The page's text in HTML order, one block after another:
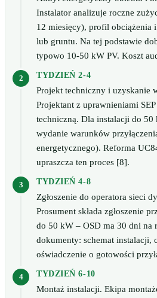
Instalator analizuje roczne
12 miesięcy), profil obciążenia
lub gruntu. Na tej podstawie
typowo 10-50 kW PV. Koszt
TYDZIEŃ 2-4
Projekt techniczny i uzyskanie
Projektant z uprawnieniami
techniczną. Dla instalacji do 50
wydanie warunków
energetycznego). Reforma
upraszcza ten proces [8].
TYDZIEŃ 4-8
Zgłoszenie do operatora sieci
Prosument składa zgłoszenie
do 50 kW – OSD ma 30 dni na
dokumenty: schemat instalacji,
oświadczenie o gotowości
TYDZIEŃ 6-10
Montaż instalacji. Ekipa